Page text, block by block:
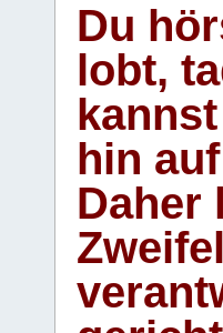
Du
lobt,
hin
Daher